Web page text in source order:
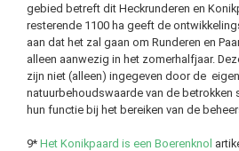
gebied betreft dit Heckrunderen en
resterende 1100 ha geeft de
aan dat het zal gaan om Runderen en
alleen aanwezig in het zomerhalfjaar.
zijn niet (alleen) ingegeven door de eigen
natuurbehoudswaarde van de betrokken
hun functie bij het bereiken van de
9* Het Konikpaard is een Boerenknol